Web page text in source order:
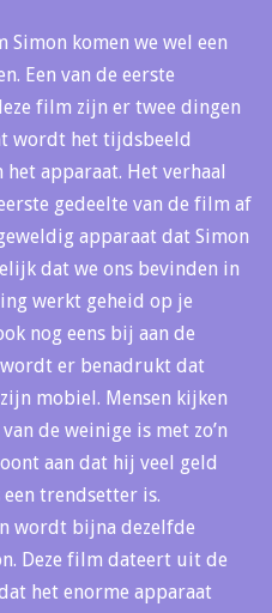
komen we wel een
Een van de eerste
film zijn er twee dingen
wordt het tijdsbeeld
apparaat. Het verhaal
gedeelte van de film af
apparaat dat Simon
dat we ons bevinden in
werkt geheid op je
nog eens bij aan de
er benadrukt dat
mobiel. Mensen kijken
de weinige is met zo’n
aan dat hij veel geld
trendsetter is.
wordt bijna dezelfde
Deze film dateert uit de
het enorme apparaat